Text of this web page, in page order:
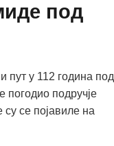
под
пут у 112 година под
погодио подручје
се појавиле на